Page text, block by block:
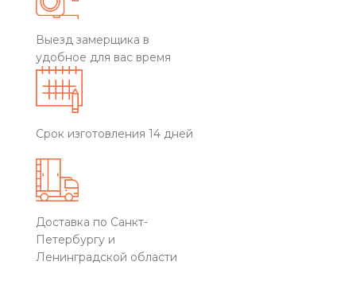
Выезд замерщика в
удобное для вас время
Срок изготовления 14 дней
Доставка по Санкт-
Петербургу и
Ленинградской области